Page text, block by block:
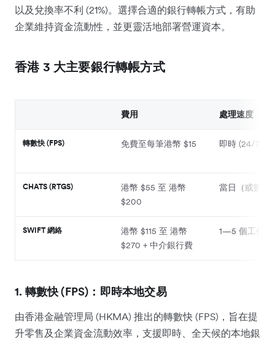
以及兌換率不利 (21%)。選擇合適的銀行轉帳方式，有助
企業維持資金流動性，並更靈活地部署營運資本。
香港 3 大主要銀行轉帳方式
費用 處理速度
轉數快 (FPS) 免費至每筆港幣 $15 即時 (24/7)
CHATS (RTGS)
港幣 $55 至 港幣
$200
當日（或數小
SWIFT 網絡
港幣 $115 至 港幣
$270 + 中介銀行費
1—5 個工作日
1. 轉數快 (FPS)：即時本地交易
由香港金融管理局 (HKMA) 推出的轉數快 (FPS)，旨在提
升零售及企業資金流動效率，支援即時、全天候的本地銀